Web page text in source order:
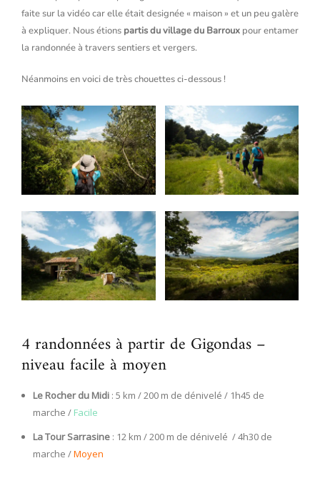
faite sur la vidéo car elle était designée « maison » et un peu galère
à expliquer. Nous étions partis du village du Barroux pour entamer
la randonnée à travers sentiers et vergers.
Néanmoins en voici de très chouettes ci-dessous !
4 randonnées à partir de Gigondas –
niveau facile à moyen
Le Rocher du Midi : 5 km / 200 m de dénivelé / 1h45 de
marche / Facile
La Tour Sarrasine : 12 km / 200 m de dénivelé / 4h30 de
marche /Moyen